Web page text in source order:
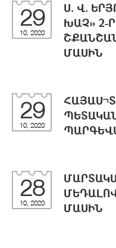
29
10, 2020
Ս. Վ.
ԽԱՉ» 2-
ՄԱՍԻՆ
29
10, 2020
28
10, 2020
ՄԱՍԻՆ